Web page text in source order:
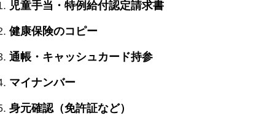
児童手当・特例給付認定請求書
健康保険のコピー
通帳・キャッシュカード持参
マイナンバー
身元確認（免許証など）